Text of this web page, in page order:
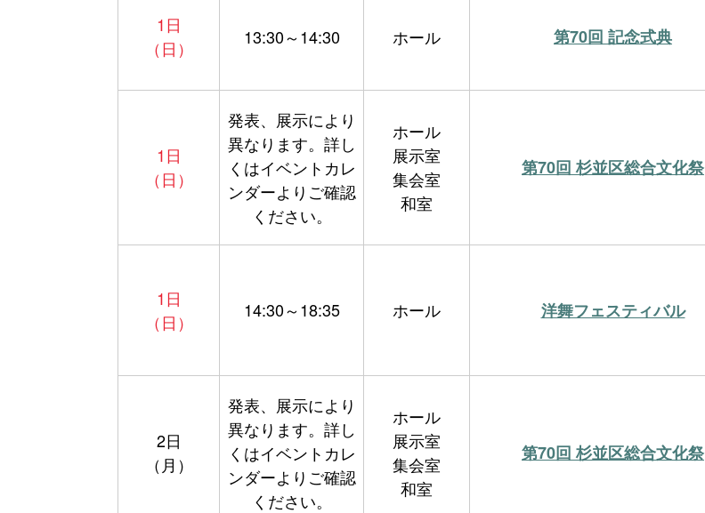
1日
（日）
13:30～14:30 ホール 第70回 記念式典
1日
（日）
発表、展示により
異なります。詳し
くはイベントカレ
ンダーよりご確認
ください。
ホール
展示室
集会室
和室
第70回 杉並区総合文化祭
1日
（日）
14:30～18:35 ホール 洋舞フェスティバル
2日
（月）
発表、展示により
異なります。詳し
くはイベントカレ
ンダーよりご確認
ください。
ホール
展示室
集会室
和室
第70回 杉並区総合文化祭